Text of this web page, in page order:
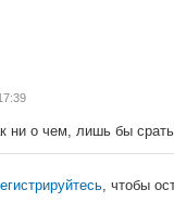
ни о чем, лишь бы
, чтобы